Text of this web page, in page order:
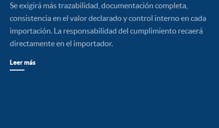
Se exigirá más trazabilidad, documentación completa,
consistencia en el valor declarado y control interno en cada
importación. La responsabilidad del cumplimiento recaerá
directamente en el importador.
Leer más